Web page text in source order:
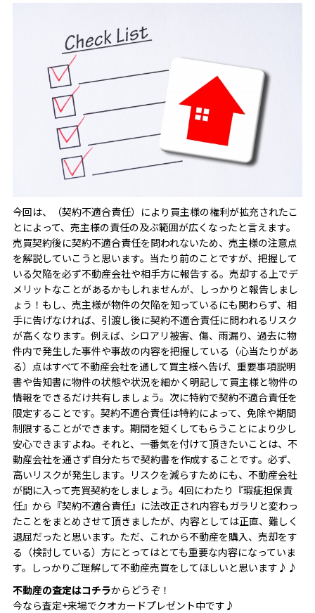
今回は、（契約不適合責任）により買主様の権利が拡充されたこ
とによって、売主様の責任の及ぶ範囲が広くなったと言えます。
売買契約後に契約不適合責任を問われないため、売主様の注意点
を解説していこうと思います。当たり前のことですが、把握して
いる欠陥を必ず不動産会社や相手方に報告する。売却する上でデ
メリットなことがあるかもしれませんが、しっかりと報告しまし
ょう！もし、売主様が物件の欠陥を知っているにも関わらず、相
手に告げなければ、引渡し後に契約不適合責任に問われるリスク
が高くなります。例えば、シロアリ被害、傷、雨漏り、過去に物
件内で発生した事件や事故の内容を把握している（心当たりがあ
る）点はすべて不動産会社を通して買主様へ告げ、重要事項説明
書や告知書に物件の状態や状況を細かく明記して買主様と物件の
情報をできるだけ共有しましょう。次に特約で契約不適合責任を
限定することです。契約不適合責任は特約によって、免除や期間
制限することができます。期間を短くしてもらうことにより少し
安心できますよね。それと、一番気を付けて頂きたいことは、不
動産会社を通さず自分たちで契約書を作成することです。必ず、
高いリスクが発生します。リスクを減らすためにも、不動産会社
が間に入って売買契約をしましょう。4回にわたり『瑕疵担保責
任』から『契約不適合責任』に法改正され内容もガラリと変わっ
たことをまとめさせて頂きましたが、内容としては正直、難しく
退屈だったと思います。ただ、これから不動産を購入、売却をす
る（検討している）方にとってはとても重要な内容になっていま
す。しっかりご理解して不動産売買をしてほしいと思います♪♪
不動産の査定はコチラからどうぞ！
今なら査定+来場でクオカードプレゼント中です♪